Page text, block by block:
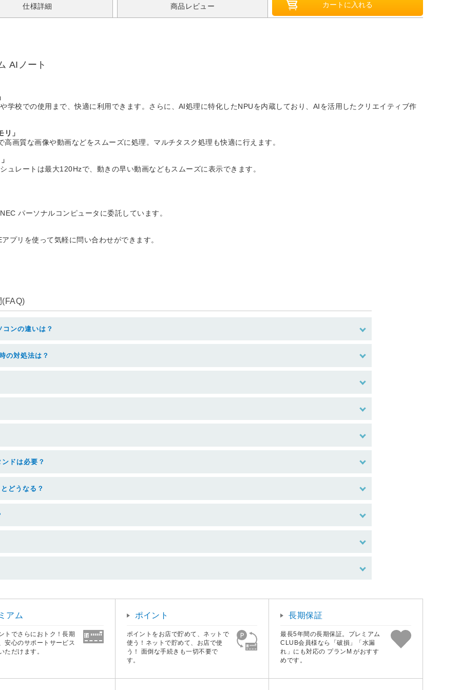
仕様詳細 商品レビュー
AIノート
学校での使用まで、快適に利用できます。さらに、AI処理に特化したNPUを内蔵しており、AIを活用したクリエイティブ作
」
画質な画像や動画などをスムーズに処理。マルチタスク処理も快適に行えます。
ュレートは最大120Hzで、動きの早い動画などもスムーズに表示できます。
パーソナルコンピュータに委託しています。
プリを使って気軽に問い合わせができます。
ンの違いは？
の対処法は？
ドは必要？
どうなる？
アム
トでさらにおトク！長期
安心のサポートサービス
ただけます。
ポイント
ポイントをお店で貯めて、ネットで
使う！ネットで貯めて、お店で使
う！ 面倒な手続きも一切不要で
す。
長期保証
最長5年間の長期保証。プレミアム
CLUB会員様なら「破損」「水漏
れ」にも対応の プランM がおすす
めです。